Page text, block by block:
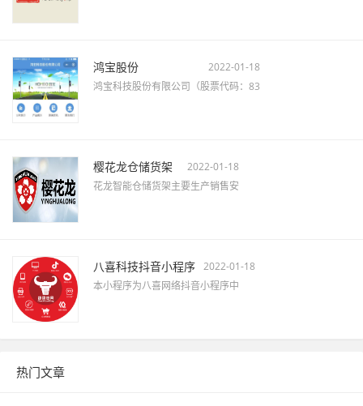
鸿宝股份
2022-01-18
鸿宝科技股份有限公司（股票代码：83
樱花龙仓储货架
2022-01-18
花龙智能仓储货架主要生产销售安
八喜科技抖音小程序 2022-01-18
本小程序为八喜网络抖音小程序中
热门文章